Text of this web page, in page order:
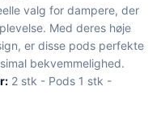
valg for dampere, der
Med deres høje
er disse pods perfekte
bekvemmelighed.
2 stk - Pods 1 stk -